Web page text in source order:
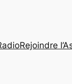
Rejoindre